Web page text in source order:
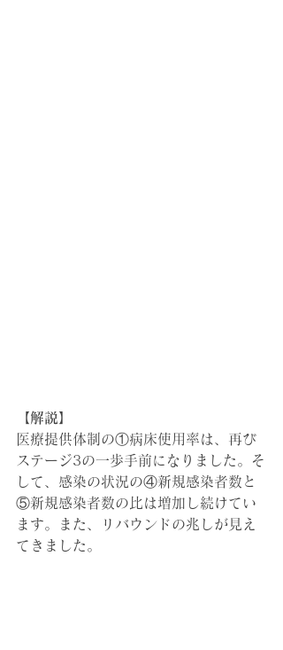
【解説】
医療提供体制の①病床使用率は、再び
ステージ3の一歩手前になりました。そ
して、感染の状況の④新規感染者数と
⑤新規感染者数の比は増加し続けてい
ます。また、リバウンドの兆しが見え
てきました。